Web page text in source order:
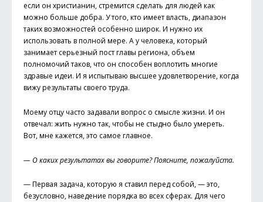
если он христианин, стремится сделать для людей как
можно больше добра. У того, кто имеет власть, диапазон
таких возможностей особенно широк. И нужно их
использовать в полной мере. А у человека, который
занимает серьезный пост главы региона, объем
полномочий таков, что он способен воплотить многие
здравые идеи. И я испытываю высшее удовлетворение, когда
вижу результаты своего труда.
Моему отцу часто задавали вопрос о смысле жизни. И он
отвечал: жить нужно так, чтобы не стыдно было умереть.
Вот, мне кажется, это самое главное.
— О каких результатах вы говорите? Поясните, пожалуйста.
— Первая задача, которую я ставил перед собой, — это,
безусловно, наведение порядка во всех сферах. Для чего